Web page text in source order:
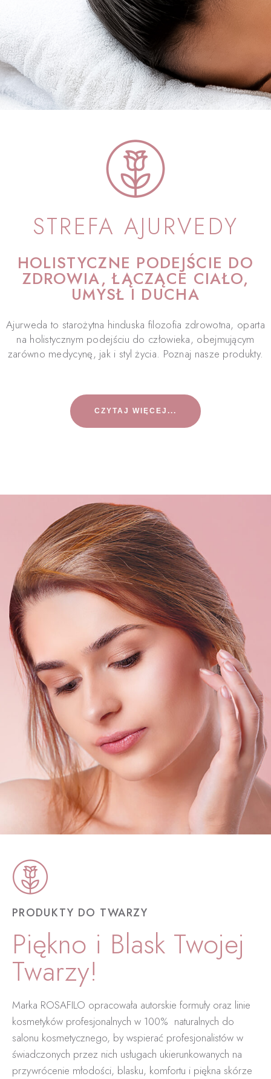
STREFA AJURVEDY
HOLISTYCZNE PODEJŚCIE DO
ZDROWIA, ŁĄCZĄCE CIAŁO,
UMYSŁ I DUCHA
Ajurweda to starożytna hinduska filozofia zdrowotna, oparta
na holistycznym podejściu do człowieka, obejmującym
zarówno medycynę, jak i styl życia. Poznaj nasze produkty.
CZYTAJ WIĘCEJ...
PRODUKTY DO TWARZY
Piękno i Blask Twojej
Twarzy!
Marka ROSAFILO opracowała autorskie formuły oraz linie
kosmetyków profesjonalnych w 100% naturalnych do
salonu kosmetycznego, by wspierać profesjonalistów w
świadczonych przez nich usługach ukierunkowanych na
przywrócenie młodości, blasku, komfortu i piękna skórze